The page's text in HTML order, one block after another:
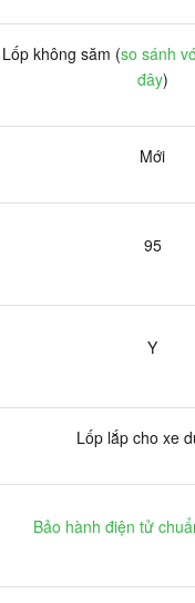
Lốp không săm (so sánh
đây)
Mới
95
Y
Lốp lắp cho xe
Bảo hành điện tử